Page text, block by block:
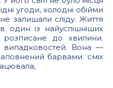
угоди, холодні обійми
залишали сліду. Життя
один із найуспішніших
розписане до хвилини.
Вона —
барвами: сміх